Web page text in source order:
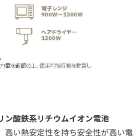
ン酸鉄系リチウムイオン電池
高い熱安定性を持ち安全性が高い電